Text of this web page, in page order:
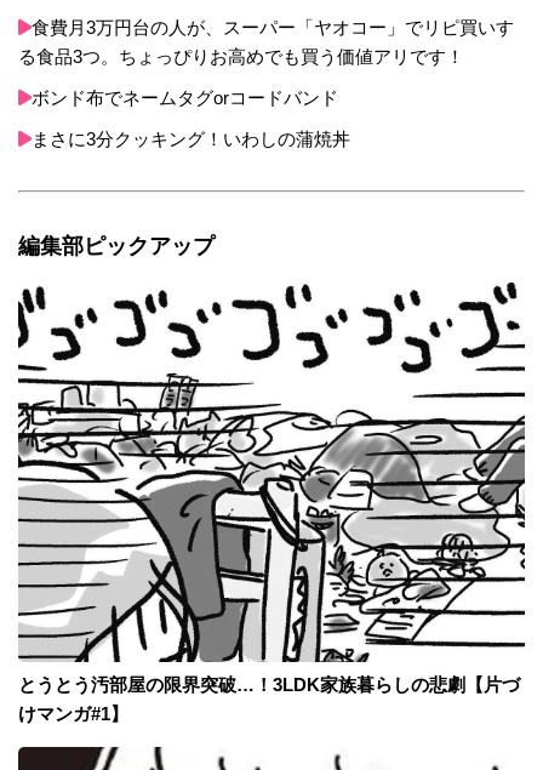
食費月3万円台の人が、スーパー「ヤオコー」でリピ買いす
る食品3つ。ちょっぴりお高めでも買う価値アリです！
ボンド布でネームタグorコードバンド
まさに3分クッキング！いわしの蒲焼丼
編集部ピックアップ
とうとう汚部屋の限界突破…！3LDK家族暮らしの悲劇【片づ
けマンガ#1】